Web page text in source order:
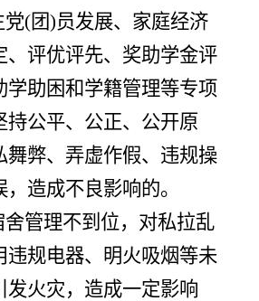
党(团)员发展、家庭经济
、评优评先、奖助学金评
学助困和学籍管理等专项
持公平、公正、公开原
舞弊、弄虚作假、违规操
造成不良影响的。
舍管理不到位，对私拉乱
违规电器、明火吸烟等未
发火灾，造成一定影响